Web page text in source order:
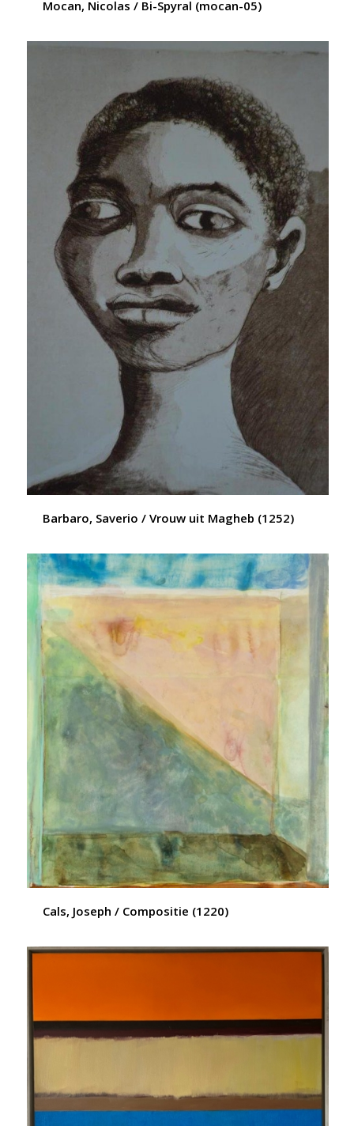
Mocan, Nicolas / Bi-Spyral (mocan-05)
Barbaro, Saverio / Vrouw uit Magheb (1252)
Cals, Joseph / Compositie (1220)